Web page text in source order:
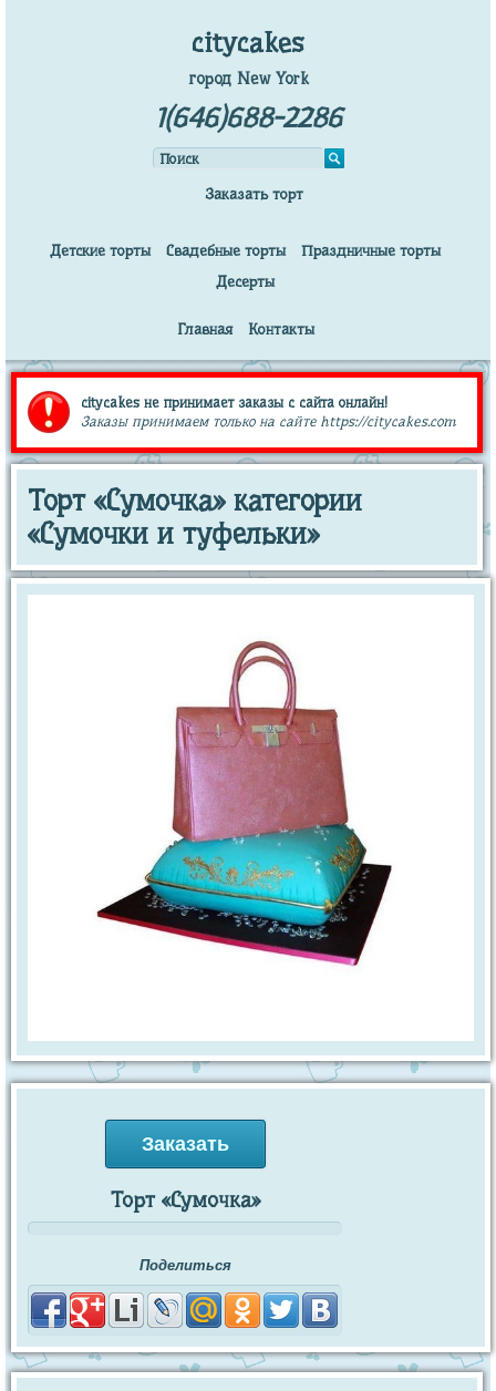
citycakes
город New York
1(646)688-2286
Заказать торт
Детские торты Свадебные торты
Праздничные торты
Десерты
Главная Контакты
citycakes не принимает заказы с сайта онлайн!
Заказы принимаем только на сайте https://citycakes.com
Торт «Сумочка» категории
«Сумочки и туфельки»
Заказать
Торт «Сумочка»
Поделиться